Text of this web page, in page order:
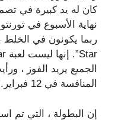
كان له يد كبيرة في
نهاية الأسبوع في
الجميع يريد الفوز ،
المنافسة في 12 فبراير.) “
إن البطولة ، التي تم